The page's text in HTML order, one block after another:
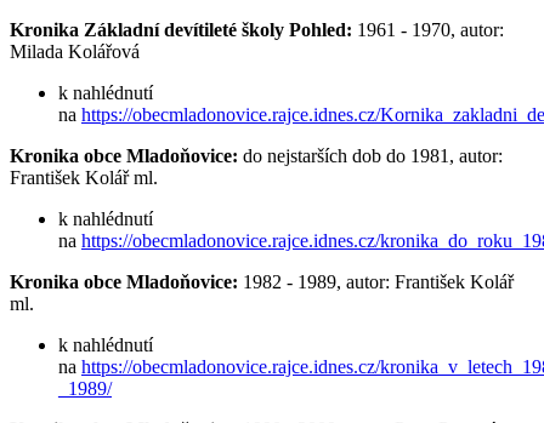
Kronika Základní devítileté školy Pohled: 1961 - 1970, autor:
Milada Kolářová
k nahlédnutí
na https://obecmladonovice.rajce.idnes.cz/
Kronika obce Mladoňovice: do nejstarších dob do 1981, autor:
František Kolář ml.
k nahlédnutí
na https://obecmladonovice.rajce.idnes.cz/
Kronika obce Mladoňovice: 1982 - 1989, autor: František Kolář
ml.
k nahlédnutí
na https://obecmladonovice.rajce.idnes.cz/
_1989/